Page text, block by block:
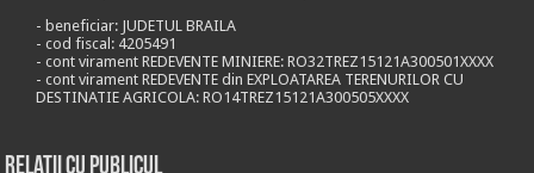
- beneficiar: JUDETUL BRAILA
- cod fiscal: 4205491
- cont virament REDEVENTE MINIERE: RO32TREZ15121A300501XXXX
- cont virament REDEVENTE din EXPLOATAREA TERENURILOR CU
DESTINATIE AGRICOLA: RO14TREZ15121A300505XXXX